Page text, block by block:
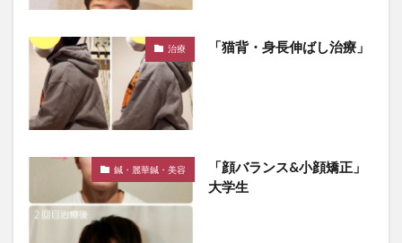
治療 「猫背・身長伸ばし治療」
鍼・麗華鍼・美容
「顔バランス&小顔矯正」
大学生